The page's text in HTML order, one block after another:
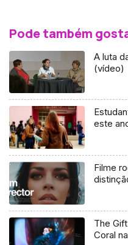
Pode também
A luta das empregadas domésticas
(vídeo)
este
Filme
The
Coral